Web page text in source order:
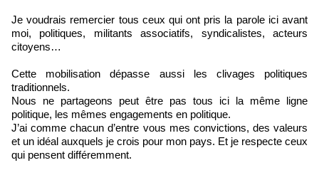
Je voudrais remercier tous ceux qui ont pris la parole ici avant
moi, politiques, militants associatifs, syndicalistes, acteurs
citoyens…
Cette mobilisation dépasse aussi les clivages politiques
traditionnels.
Nous ne partageons peut être pas tous ici la même ligne
politique, les mêmes engagements en politique.
J’ai comme chacun d’entre vous mes convictions, des valeurs
et un idéal auxquels je crois pour mon pays. Et je respecte ceux
qui pensent différemment.